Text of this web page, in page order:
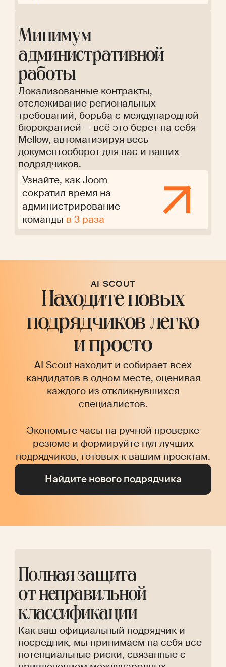
Минимум
административной
работы
Локализованные контракты,
отслеживание региональных
требований, борьба с международной
бюрократией — всё это берет на себя
Mellow, автоматизируя весь
документооборот для вас и ваших
подрядчиков.
Узнайте, как Joom
сократил время на
администрирование
команды в 3 раза
AI SCOUT
Находите новых
подрядчиков легко
и просто
AI Scout находит и собирает всех
кандидатов в одном месте, оценивая
каждого из откликнувшихся
специалистов.
Экономьте часы на ручной проверке
резюме и формируйте пул лучших
подрядчиков, готовых к вашим проектам.
Найдите нового подрядчика
Полная защита
от неправильной
классификации
Как ваш официальный подрядчик и
посредник, мы принимаем на себя все
потенциальные риски, связанные с